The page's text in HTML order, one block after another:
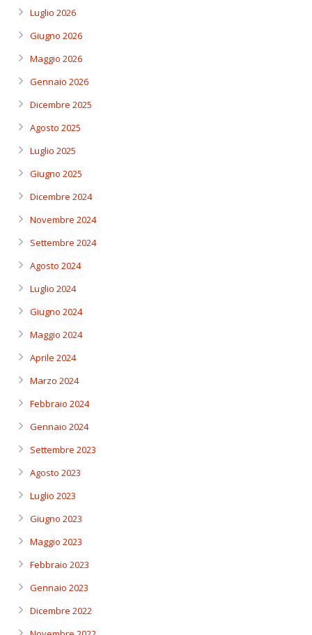
Luglio 2026
Giugno 2026
Maggio 2026
Gennaio 2026
Dicembre 2025
Agosto 2025
Luglio 2025
Giugno 2025
Dicembre 2024
Novembre 2024
Settembre 2024
Agosto 2024
Luglio 2024
Giugno 2024
Maggio 2024
Aprile 2024
Marzo 2024
Febbraio 2024
Gennaio 2024
Settembre 2023
Agosto 2023
Luglio 2023
Giugno 2023
Maggio 2023
Febbraio 2023
Gennaio 2023
Dicembre 2022